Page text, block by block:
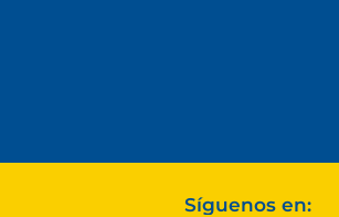
Síguenos en: